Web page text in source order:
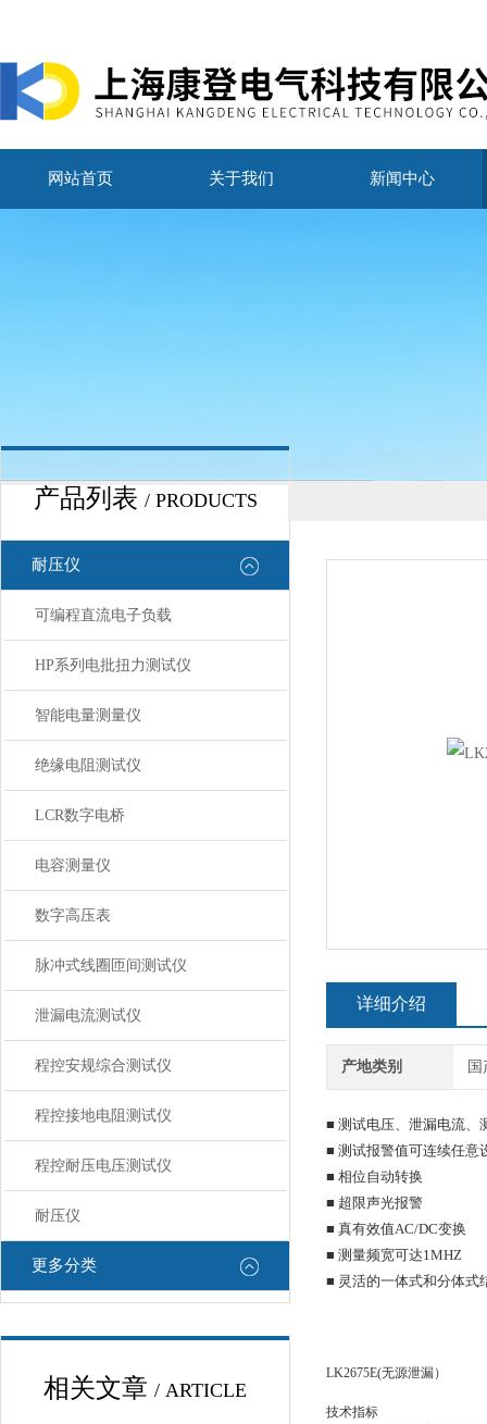
网站首页 关于我们 新闻中心
产品列表 / PRODUCTS
耐压仪
可编程直流电子负载
HP系列电批扭力测试仪
智能电量测量仪
绝缘电阻测试仪
LCR数字电桥
电容测量仪
数字高压表
脉冲式线圈匝间测试仪
泄漏电流测试仪
程控安规综合测试仪
程控接地电阻测试仪
程控耐压电压测试仪
耐压仪
更多分类
相关文章 / ARTICLE
详细介绍
产地类别 国
■ 测试电压、泄漏电流、
■ 测试报警值可连续任意
■ 相位自动转换
■ 超限声光报警
■ 真有效值AC/DC变换
■ 测量频宽可达1MHZ
■ 灵活的一体式和分体式
LK2675E(无源泄漏）
技术指标